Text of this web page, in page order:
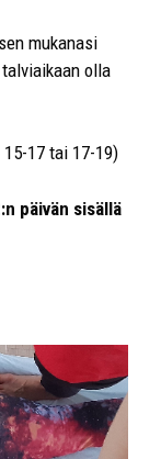
mukanasi
olla
17 tai 17-19)
päivän sisällä